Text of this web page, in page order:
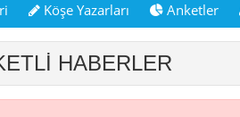
Köşe Yazarları Anketler
HABERLER